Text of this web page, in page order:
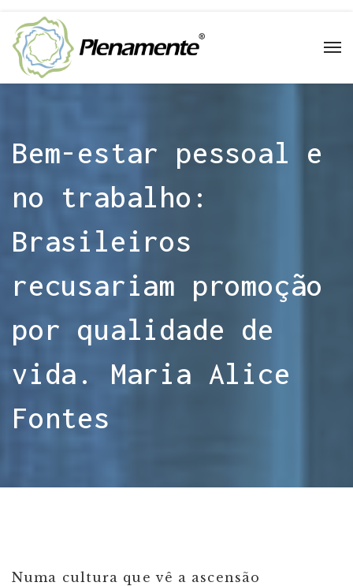
Bem-estar pessoal e
no trabalho:
Brasileiros
recusariam promoção
por qualidade de
vida. Maria Alice
Fontes
Numa cultura que vê a ascensão